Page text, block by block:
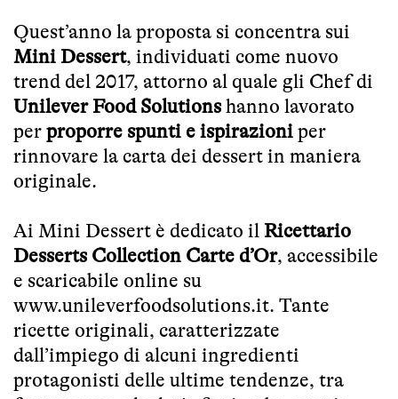
Quest’anno la proposta si concentra sui
Mini Dessert, individuati come nuovo
trend del 2017, attorno al quale gli Chef di
Unilever Food Solutionshanno lavorato
per proporre spunti e ispirazioni per
rinnovare la carta dei dessert in maniera
originale.
Ai Mini Dessert è dedicato il Ricettario
Desserts Collection Carte d’Or, accessibile
e scaricabile online su
www.unileverfoodsolutions.it. Tante
ricette originali, caratterizzate
dall’impiego di alcuni ingredienti
protagonisti delle ultime tendenze, tra